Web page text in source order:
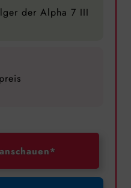
der Alpha 7 III